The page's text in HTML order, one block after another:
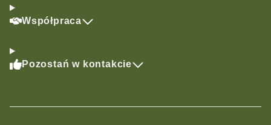
Współpraca
Pozostań w kontakcie